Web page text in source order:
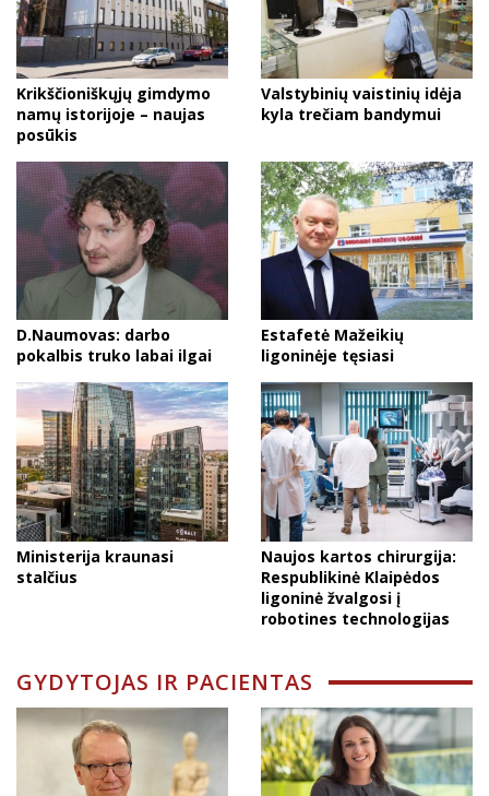
Krikščioniškųjų gimdymo
namų istorijoje – naujas
posūkis
Valstybinių vaistinių idėja
kyla trečiam bandymui
D.Naumovas: darbo
pokalbis truko labai ilgai
Estafetė Mažeikių
ligoninėje tęsiasi
Ministerija kraunasi
stalčius
Naujos kartos chirurgija:
Respublikinė Klaipėdos
ligoninė žvalgosi į
robotines technologijas
GYDYTOJAS IR PACIENTAS